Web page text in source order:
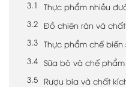
Thực phẩm nhiều
Đồ chiên rán và
Thực phẩm chế biến
Sữa bò và chế phẩm
Rượu bia và chất